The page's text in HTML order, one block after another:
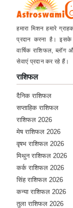
A
M
M
ऋ
हमारा मिशन हमारे
प्रदान करना है। इसके
वार्षिक राशिफल,
सेवाएं प्रदान कर रहे हैं।
राशिफल
दैनिक राशिफल
सप्ताहिक राशिफल
राशिफल 2026
मेष राशिफल 2026
वृषभ राशिफल 2026
मिथुन राशिफल 2026
कर्क राशिफल 2026
सिंह राशिफल 2026
कन्या राशिफल 2026
तुला राशिफल 2026